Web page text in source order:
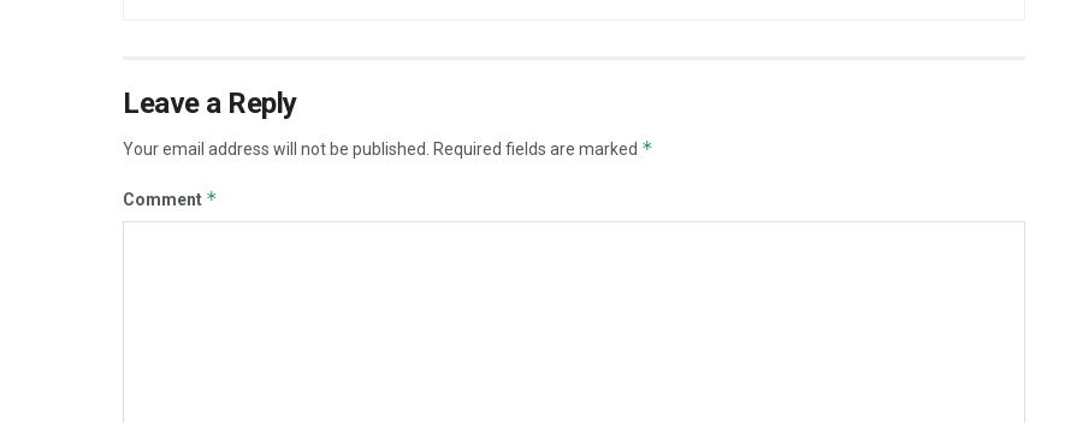
Leave a Reply
Your email address will not be published. Required fields are marked *
Comment *